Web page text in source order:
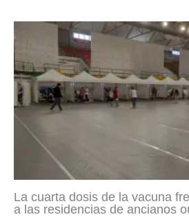
La cuarta dosis de la vacuna
a las residencias de ancianos